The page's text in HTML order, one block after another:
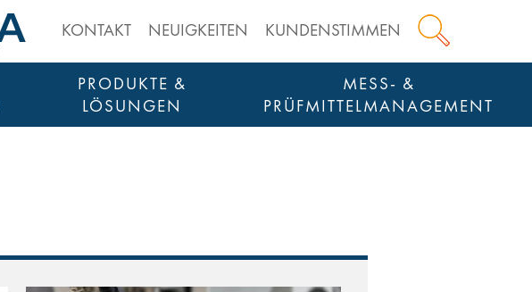
KONTAKT NEUIGKEITEN KUNDENSTIMMEN
PRODUKTE &
LÖSUNGEN
MESS- &
PRÜFMITTELMANAGEMENT